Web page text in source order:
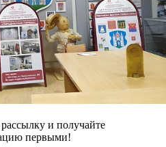
и получайте
первыми!